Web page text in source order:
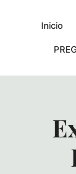
Inicio